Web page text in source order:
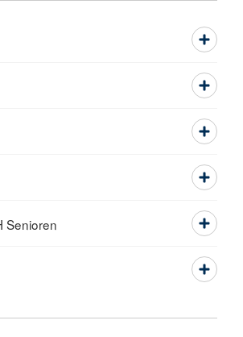
Senioren